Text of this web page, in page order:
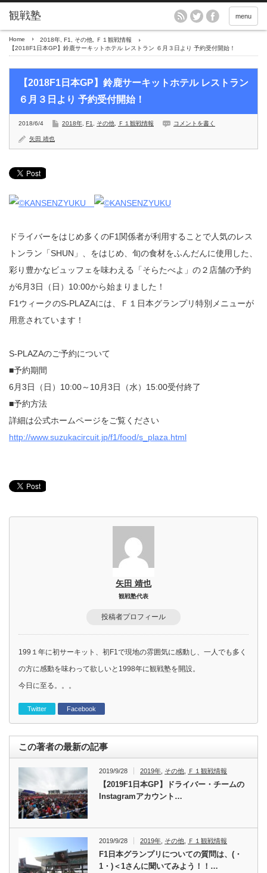
menu
Home 2018年 F1 その他
Ｆ１観戦情報
【2018F1日本GP】鈴鹿サーキットホテル レストラン ６月３日より 予約受付開始！
【2018F1日本GP】鈴鹿サーキットホテル レストラン
６月３日より 予約受付開始！
2018/6/4 2018年 F1 その他 Ｆ１観戦情報 コメントを書く
矢田 靖也
ドライバーをはじめ多くのF1関係者が利用することで人気のレス
トンラン「SHUN」、をはじめ、旬の食材をふんだんに使用した、
彩り豊かなビュッフェを味わえる「そらたべよ」の２店舗の予約
が6月3日（日）10:00から始まりました！
F1ウィークのS-PLAZAには、Ｆ１日本グランプリ特別メニューが
用意されています！
S-PLAZAのご予約について
■予約期間
6月3日（日）10:00～10月3日（水）15:00受付終了
■予約方法
詳細は公式ホームページをご覧ください
http://www.suzukacircuit.jp/f1/food/s_plaza.html
矢田 靖也
観戦塾代表
投稿者プロフィール
199１年に初サーキット、初F1で現地の雰囲気に感動し、一人でも多く
の方に感動を味わって欲しいと1998年に観戦塾を開設。
今日に至る。。。
Twitter Facebook
この著者の最新の記事
2019/9/28 2019年 その他 Ｆ１観戦情報
【2019F1日本GP】ドライバー・チームの
Instagramアカウント…
2019/9/28 2019年, その他, Ｆ１観戦情報
F1日本グランプリについての質問は、(・
1・)＜1さんに聞いてみよう！！…